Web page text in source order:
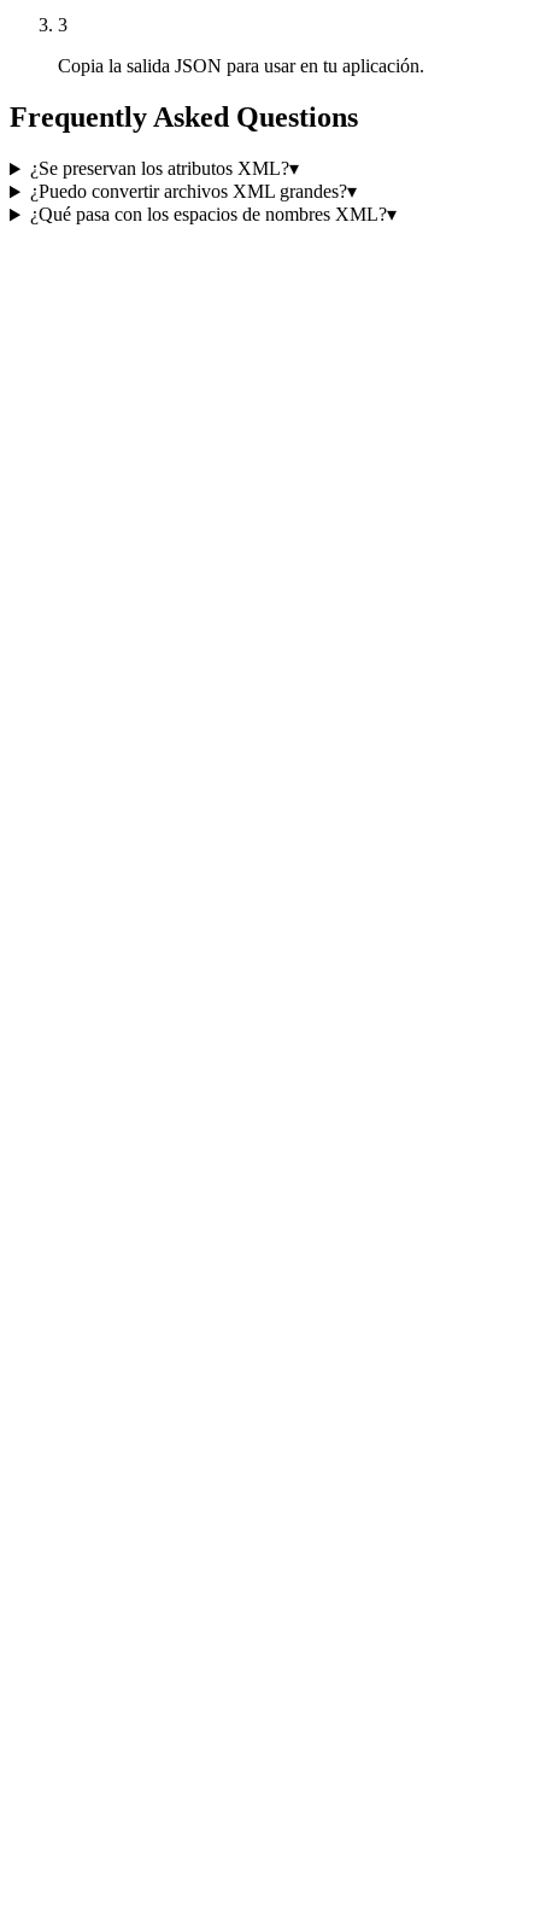
3
Copia la salida JSON para usar en tu aplicación.
Frequently Asked Questions
¿Se preservan los atributos XML?▾
¿Puedo convertir archivos XML grandes?▾
¿Qué pasa con los espacios de nombres XML?▾